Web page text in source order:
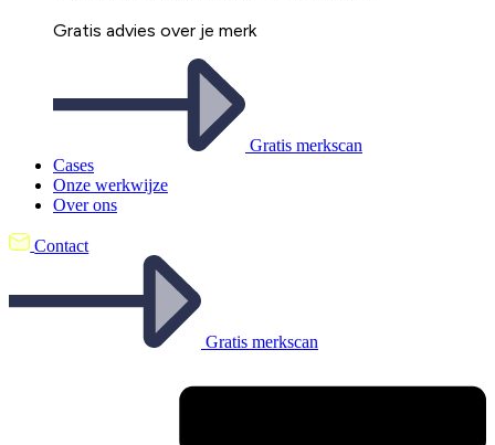
Gratis advies over je merk
Gratis merkscan
Cases
Onze werkwijze
Over ons
Contact
Gratis merkscan